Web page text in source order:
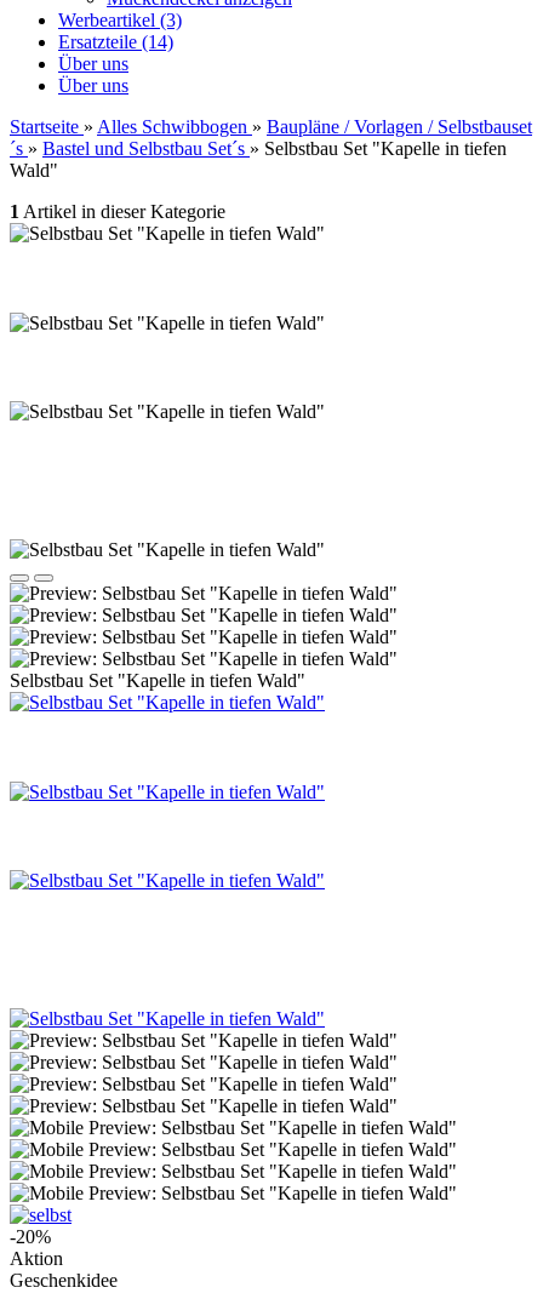
Werbeartikel (3)
Ersatzteile (14)
Über uns
Über uns
Startseite » Alles Schwibbogen » Baupläne / Vorlagen / Selbstbauset
´s » Bastel und Selbstbau Set´s » Selbstbau Set "Kapelle in tiefen
Wald"
1 Artikel in dieser Kategorie
Selbstbau Set "Kapelle in tiefen Wald"
-20%
Aktion
Geschenkidee